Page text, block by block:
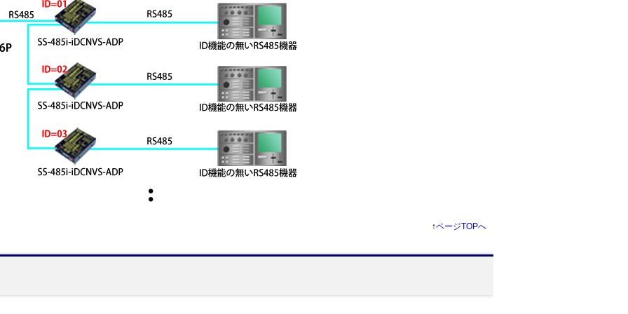
↑ページTOPへ